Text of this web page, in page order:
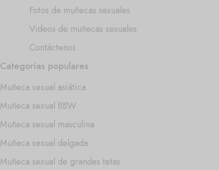
Fotos de muñecas sexuales
Videos de muñecas sexuales
Contáctenos
Categorías populares
Muñeca sexual asiática
Muñeca sexual BBW
Muñeca sexual masculina
Muñeca sexual delgada
Muñeca sexual de grandes tetas